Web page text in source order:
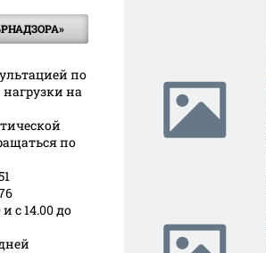
по
на
по
с 14.00 до